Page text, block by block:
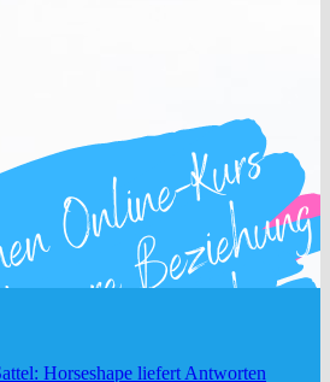
Horseshape liefert Antworten